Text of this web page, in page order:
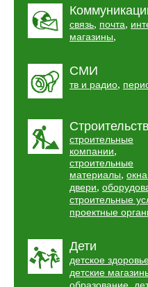
связь, почта,
магазины,
СМИ
тв и радио,
строительные
компании,
строительные
материалы,
двери,
строительные
проектные
Дети
детское
детские
,